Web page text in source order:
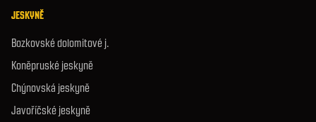
JESKYNĚ
Bozkovské dolomitové j.
Koněpruské jeskyně
Chýnovská jeskyně
Javoříčské jeskyně